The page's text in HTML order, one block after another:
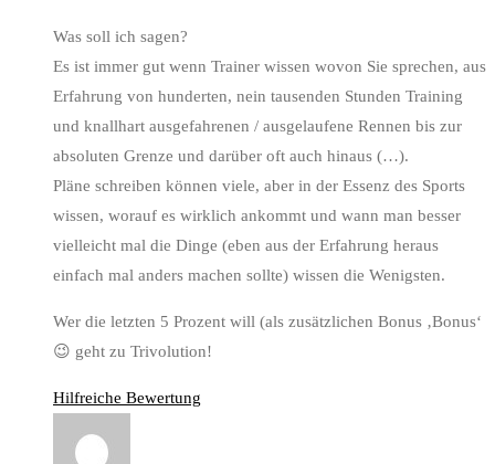
Was soll ich sagen?
Es ist immer gut wenn Trainer wissen wovon Sie sprechen, aus
Erfahrung von hunderten, nein tausenden Stunden Training
und knallhart ausgefahrenen / ausgelaufene Rennen bis zur
absoluten Grenze und darüber oft auch hinaus (…).
Pläne schreiben können viele, aber in der Essenz des Sports
wissen, worauf es wirklich ankommt und wann man besser
vielleicht mal die Dinge (eben aus der Erfahrung heraus
einfach mal anders machen sollte) wissen die Wenigsten.
Wer die letzten 5 Prozent will (als zusätzlichen Bonus ‚Bonus‘
😉 geht zu Trivolution!
Hilfreiche Bewertung